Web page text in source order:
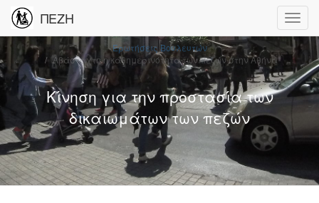
ΠΕΖΗ
Ερωτήσεις Βουλευτών
Αβάσταχτη η καθημερινότητα των πεζών στην Αθήνα
Κίνηση για την προστασία των
δικαιωμάτων των πεζών